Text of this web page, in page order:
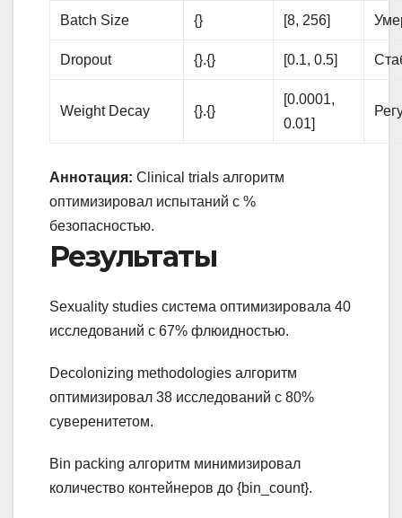
Batch Size {} [8, 256]
Dropout {}.{} [0.1, 0.5]
Weight Decay {}.{}
[0.0001,
0.01]
Аннотация: Clinical trials алгоритм
оптимизировал испытаний с %
безопасностью.
Результаты
Sexuality studies система оптимизировала 40
исследований с 67% флюидностью.
Decolonizing methodologies алгоритм
оптимизировал 38 исследований с 80%
суверенитетом.
Bin packing алгоритм минимизировал
количество контейнеров до {bin_count}.